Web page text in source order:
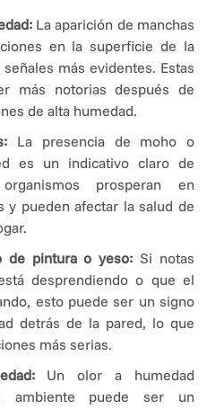
La aparición de manchas
en la superficie de la
más evidentes. Estas
más notorias después de
de alta humedad.
La presencia de moho o
es un indicativo claro de
prosperan en
y pueden afectar la salud de
de pintura o yeso: Si notas
desprendiendo o que el
esto puede ser un signo
detrás de la pared, lo que
más serias.
Un olor a humedad
ambiente puede ser un